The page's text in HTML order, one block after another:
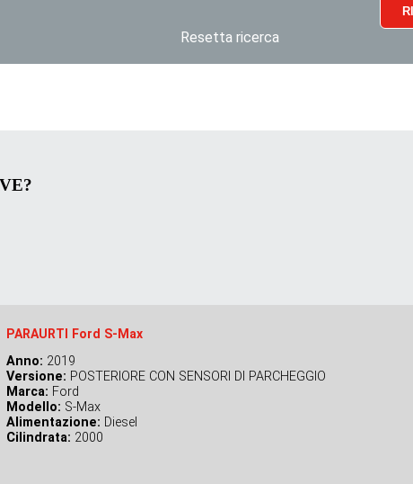
Resetta ricerca
PARAURTI Ford S-Max
Anno: 2019
Versione: POSTERIORE CON SENSORI DI PARCHEGGIO
Marca: Ford
Modello: S-Max
Alimentazione: Diesel
Cilindrata: 2000